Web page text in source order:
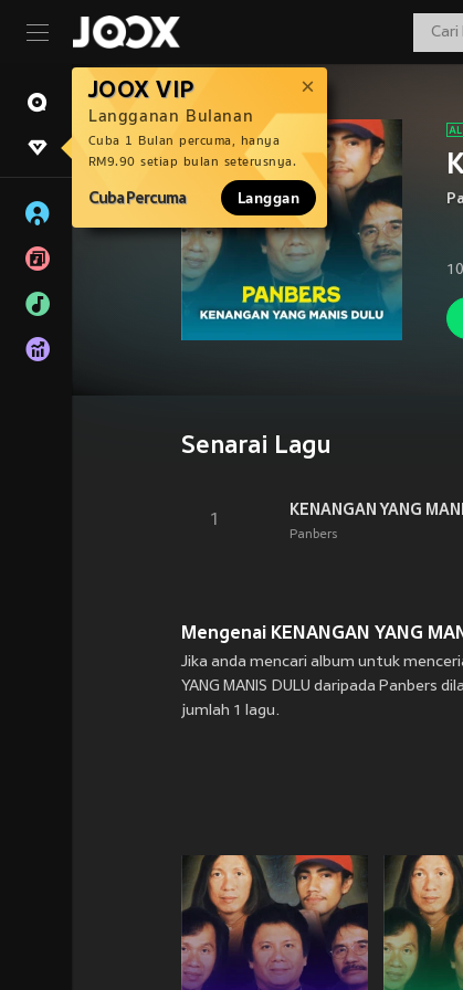
JOOX VIP
Langganan Bulanan
Cuba 1 Bulan percuma, hanya
RM9.90 setiap bulan seterusnya.
Cuba Percuma Langgan
Senarai Lagu
1
KENANGAN YANG
Panbers
Mengenai KENANGAN YANG
Jika anda mencari album untuk
YANG MANIS DULU daripada Panbers
jumlah 1 lagu.